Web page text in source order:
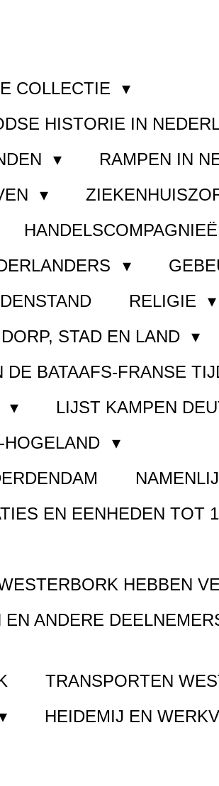
COLLECTIE
HISTORIE IN
RAMPEN IN
RELIGIE
STAD EN LAND
DE BATAAFS-FRANSE
LIJST KAMPEN
EN EENHEDEN TOT
HEBBEN
ANDERE
TRANSPORTEN
HEIDEMIJ EN